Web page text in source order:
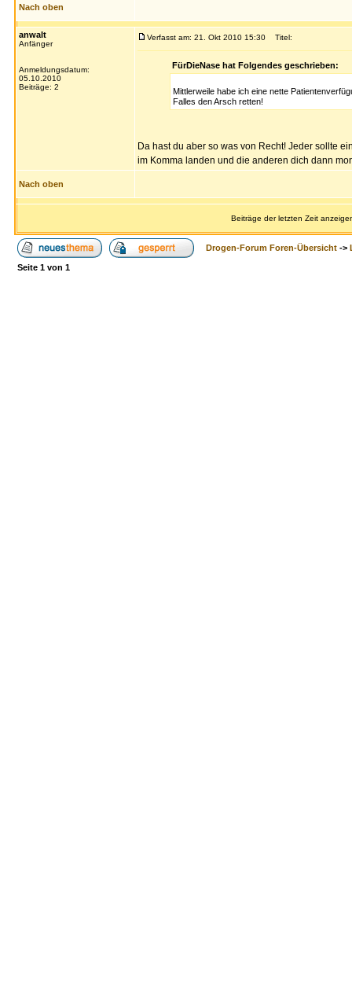
Nach oben
anwalt
Anfänger
Anmeldungsdatum:
05.10.2010
Beiträge: 2
Verfasst am: 21. Okt 2010 15:30 Titel:
FürDieNase hat Folgendes geschrieben:
Mittlerweile habe ich eine nette
Falles den Arsch retten!
Da hast du aber so was von Recht! Jeder sollte
im Komma landen und die anderen dich dann
Nach oben
Beiträge der letzten Zeit
Drogen-Forum Foren-Übersicht ->
Seite 1 von 1